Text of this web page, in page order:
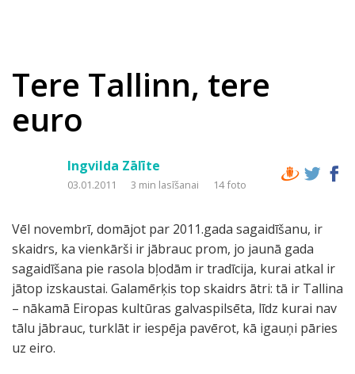
Tere Tallinn, tere
euro
Ingvilda Zālīte
03.01.2011 3 min lasīšanai 14 foto
Vēl novembrī, domājot par 2011.gada sagaidīšanu, ir
skaidrs, ka vienkārši ir jābrauc prom, jo jaunā gada
sagaidīšana pie rasola bļodām ir tradīcija, kurai atkal ir
jātop izskaustai. Galamērķis top skaidrs ātri: tā ir Tallina
– nākamā Eiropas kultūras galvaspilsēta, līdz kurai nav
tālu jābrauc, turklāt ir iespēja pavērot, kā igauņi pāries
uz eiro.